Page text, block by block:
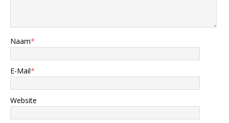
Naam*
E-Mail*
Website